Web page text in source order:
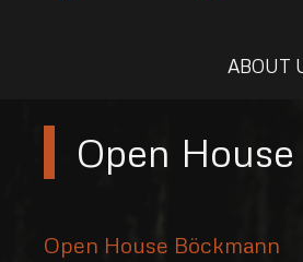
ABOUT
Open
Open House Böckmann